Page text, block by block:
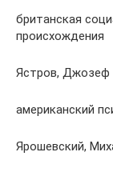
британская
происхождения
Ястров, Джозеф
американский
Ярошевский,